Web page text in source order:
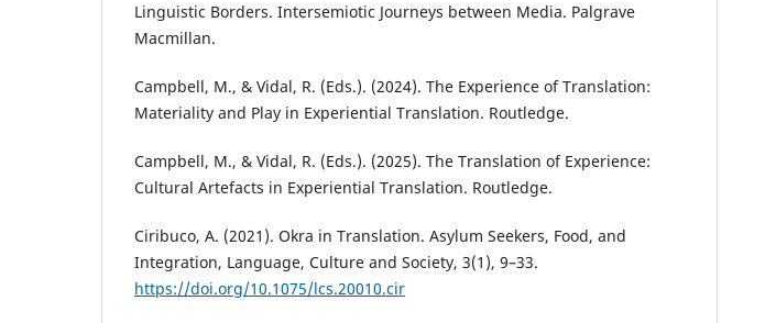
Linguistic Borders. Intersemiotic Journeys between Media. Palgrave
Macmillan.
Campbell, M., & Vidal, R. (Eds.). (2024). The Experience of Translation:
Materiality and Play in Experiential Translation. Routledge.
Campbell, M., & Vidal, R. (Eds.). (2025). The Translation of Experience:
Cultural Artefacts in Experiential Translation. Routledge.
Ciribuco, A. (2021). Okra in Translation. Asylum Seekers, Food, and
Integration, Language, Culture and Society, 3(1), 9–33.
https://doi.org/10.1075/lcs.20010.cir